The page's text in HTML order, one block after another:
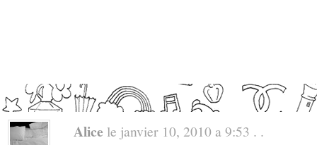
Alice le janvier 10, 2010 a 9:53 . .